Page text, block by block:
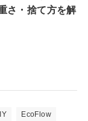
さ・捨て方を解
EcoFlow